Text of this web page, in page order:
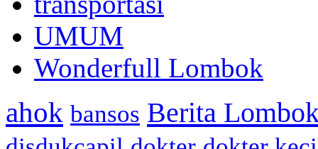
UMUM
Wonderfull Lombok
ahok bansos Berita